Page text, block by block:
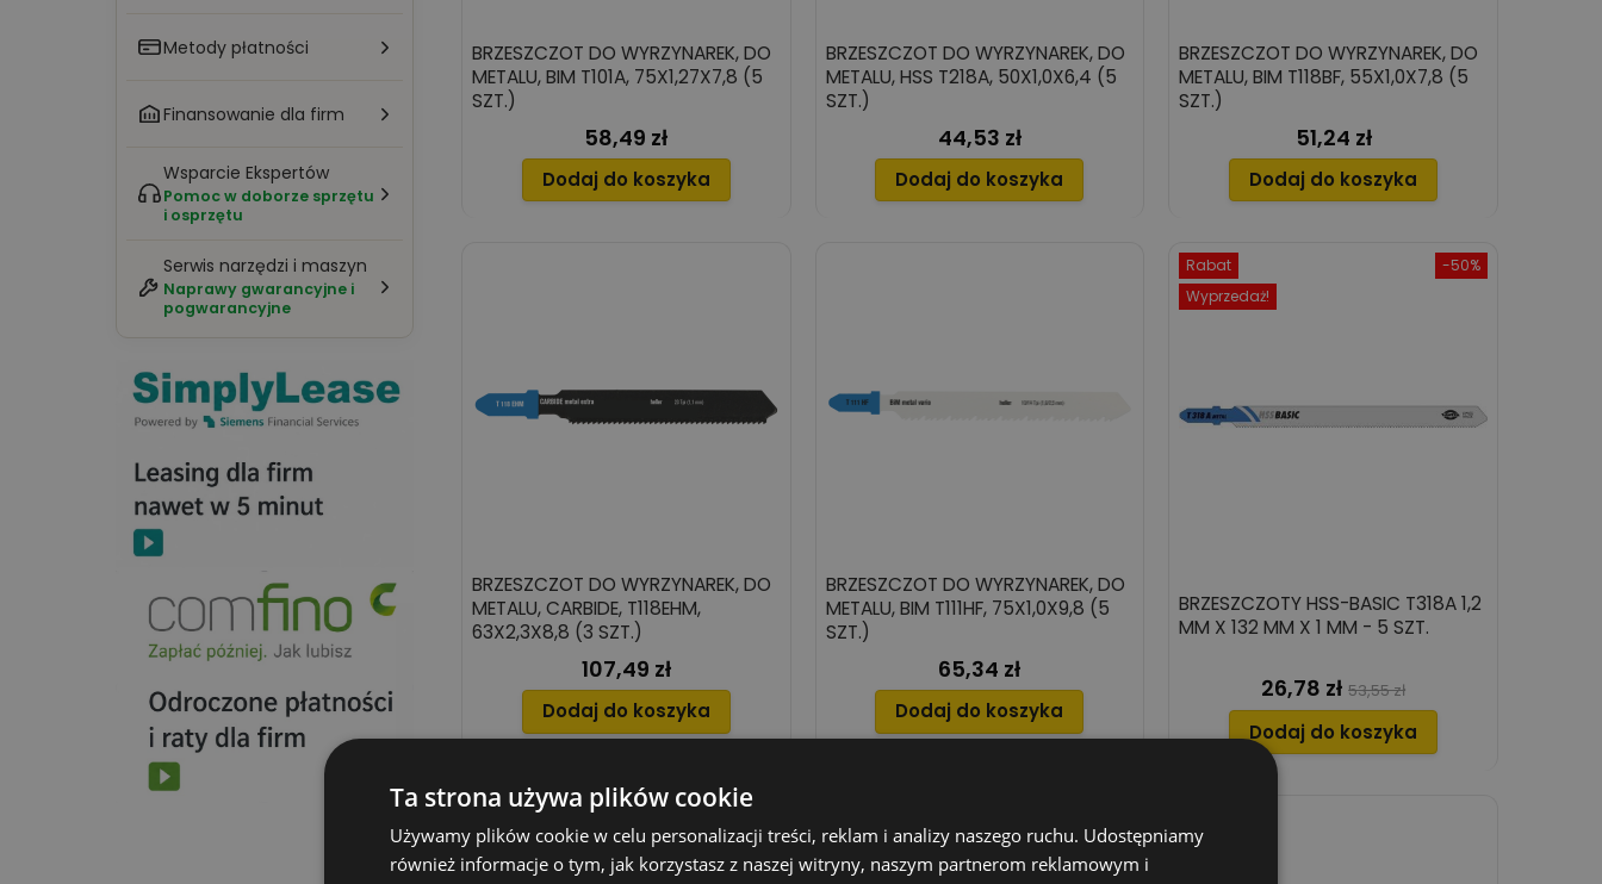
Metody płatności
Finansowanie dla firm
Wsparcie Ekspertów
Pomoc w doborze sprzętu
i osprzętu
Serwis narzędzi i maszyn
Naprawy gwarancyjne i
pogwarancyjne
BRZESZCZOT DO WYRZYNAREK, DO
METALU, BIM T101A, 75X1,27X7,8 (5
SZT.)
Cena
58,49 zł
Dodaj do koszyka
BRZESZCZOT DO WYRZYNAREK, DO
METALU, HSS T218A, 50X1,0X6,4 (5
SZT.)
Cena
44,53 zł
Dodaj do koszyka
BRZESZCZOT DO WYRZYNAREK, DO
METALU, BIM T118BF, 55X1,0X7,8 (5
SZT.)
Cena
51,24 zł
Dodaj do koszyka
BRZESZCZOT DO WYRZYNAREK, DO
METALU, CARBIDE, T118EHM,
63X2,3X8,8 (3 SZT.)
Cena
107,49 zł
Dodaj do koszyka
BRZESZCZOT DO WYRZYNAREK, DO
METALU, BIM T111HF, 75X1,0X9,8 (5
SZT.)
Cena
65,34 zł
Dodaj do koszyka
-50%
Rabat
Wyprzedaż!
BRZESZCZOTY HSS-BASIC T318A 1,2
MM X 132 MM X 1 MM - 5 SZT.
Cena
26,78 zł Cena
podstawowa
53,55 zł
Dodaj do koszyka
Wyprzedaż!
Ta strona używa plików cookie
Używamy plików cookie w celu personalizacji treści, reklam i analizy naszego ruchu. Udostępniamy
również informacje o tym, jak korzystasz z naszej witryny, naszym partnerom reklamowym i